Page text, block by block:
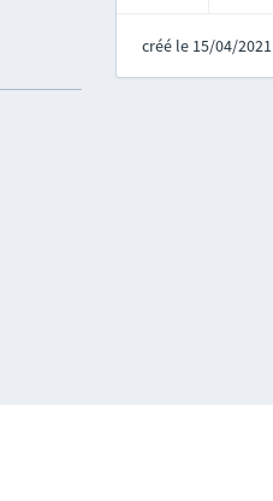
créé le 15/04/2021